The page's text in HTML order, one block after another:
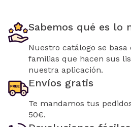
Sabemos qué es lo
Nuestro catálogo se
familias que hacen sus
nuestra aplicación.
Envíos gratis
Te mandamos tus
50€.